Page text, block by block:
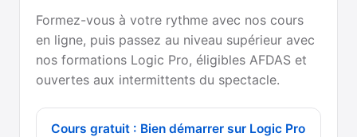
Formez-vous à votre rythme avec nos cours
en ligne, puis passez au niveau supérieur avec
nos formations Logic Pro, éligibles AFDAS et
ouvertes aux intermittents du spectacle.
Cours gratuit : Bien démarrer sur Logic Pro